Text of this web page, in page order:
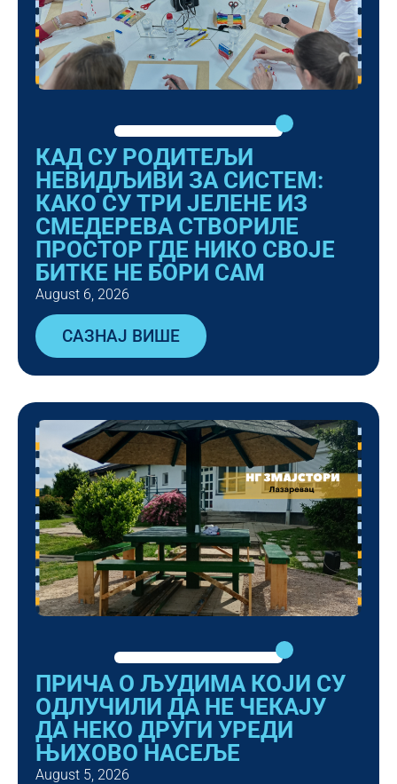
КАД СУ РОДИТЕЉИ
НЕВИДЉИВИ ЗА СИСТЕМ:
КАКО СУ ТРИ ЈЕЛЕНЕ ИЗ
СМЕДЕРЕВА СТВОРИЛЕ
ПРОСТОР ГДЕ НИКО СВОЈЕ
БИТКЕ НЕ БОРИ САМ
August 6, 2026
САЗНАЈ ВИШЕ
ПРИЧА О ЉУДИМА КОЈИ СУ
ОДЛУЧИЛИ ДА НЕ ЧЕКАЈУ
ДА НЕКО ДРУГИ УРЕДИ
ЊИХОВО НАСЕЉЕ
August 5, 2026